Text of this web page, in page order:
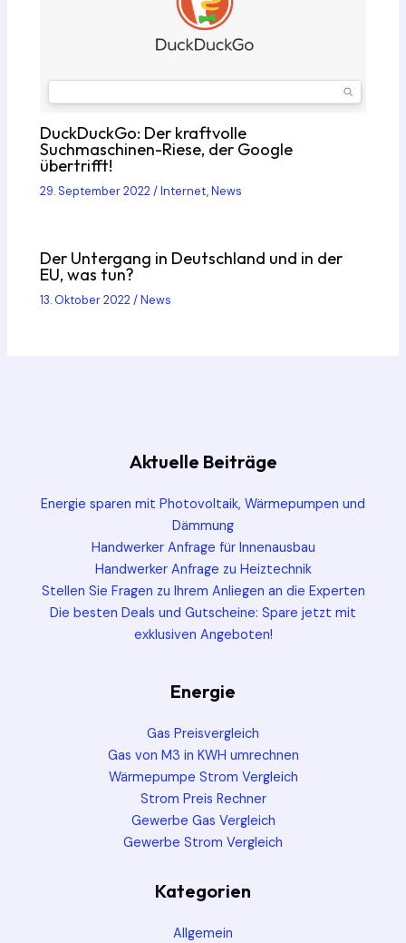
DuckDuckGo: Der kraftvolle
Suchmaschinen-Riese, der Google
übertrifft!
29. September 2022/Internet,News
Der Untergang in Deutschland und in der
EU, was tun?
13. Oktober 2022/News
Aktuelle Beiträge
Energie sparen mit Photovoltaik, Wärmepumpen und
Dämmung
Handwerker Anfrage für Innenausbau
Handwerker Anfrage zu Heiztechnik
Stellen Sie Fragen zu Ihrem Anliegen an die Experten
Die besten Deals und Gutscheine: Spare jetzt mit
exklusiven Angeboten!
Energie
Gas Preisvergleich
Gas von M3 in KWH umrechnen
Wärmepumpe Strom Vergleich
Strom Preis Rechner
Gewerbe Gas Vergleich
Gewerbe Strom Vergleich
Kategorien
Allgemein